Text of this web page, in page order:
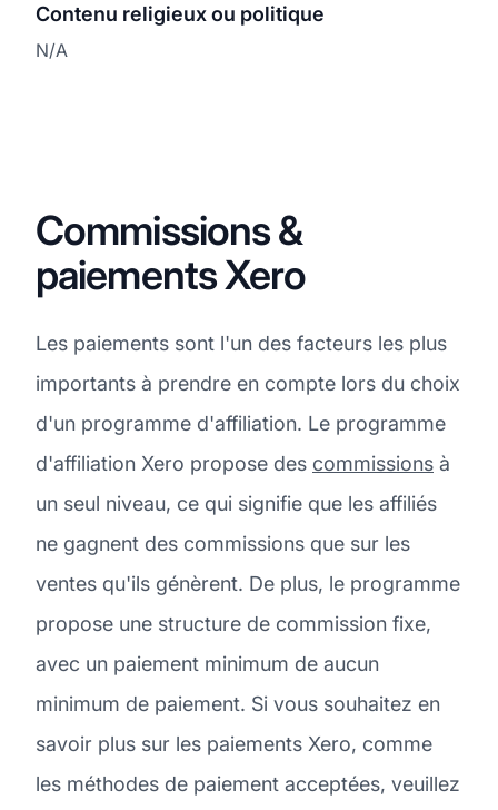
Contenu religieux ou politique
N/A
Commissions &
paiements Xero
Les paiements sont l'un des facteurs les plus
importants à prendre en compte lors du choix
d'un programme d'affiliation. Le programme
d'affiliation Xero propose des commissions à
un seul niveau, ce qui signifie que les affiliés
ne gagnent des commissions que sur les
ventes qu'ils génèrent. De plus, le programme
propose une structure de commission fixe,
avec un paiement minimum de aucun
minimum de paiement. Si vous souhaitez en
savoir plus sur les paiements Xero, comme
les méthodes de paiement acceptées, veuillez